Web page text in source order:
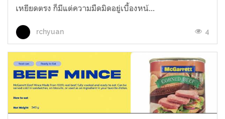
เหยียดตรง ก็มีแต่ความมืดมิดอยู่เบื้องหน้...
rchyuan 4